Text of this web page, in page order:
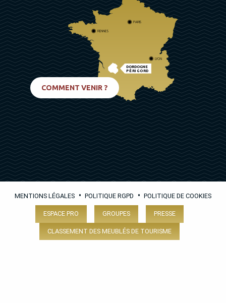
DORDOGNE
PÉRIGORD
PARIS
RENNES
LYON
COMMENT VENIR ?
MENTIONS LÉGALES • POLITIQUE RGPD • POLITIQUE DE COOKIES
ESPACE PRO GROUPES PRESSE
CLASSEMENT DES MEUBLÉS DE TOURISME